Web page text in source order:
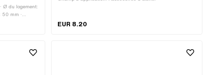
Ø du logement:
50 mm ·
de câble
EUR 8.20